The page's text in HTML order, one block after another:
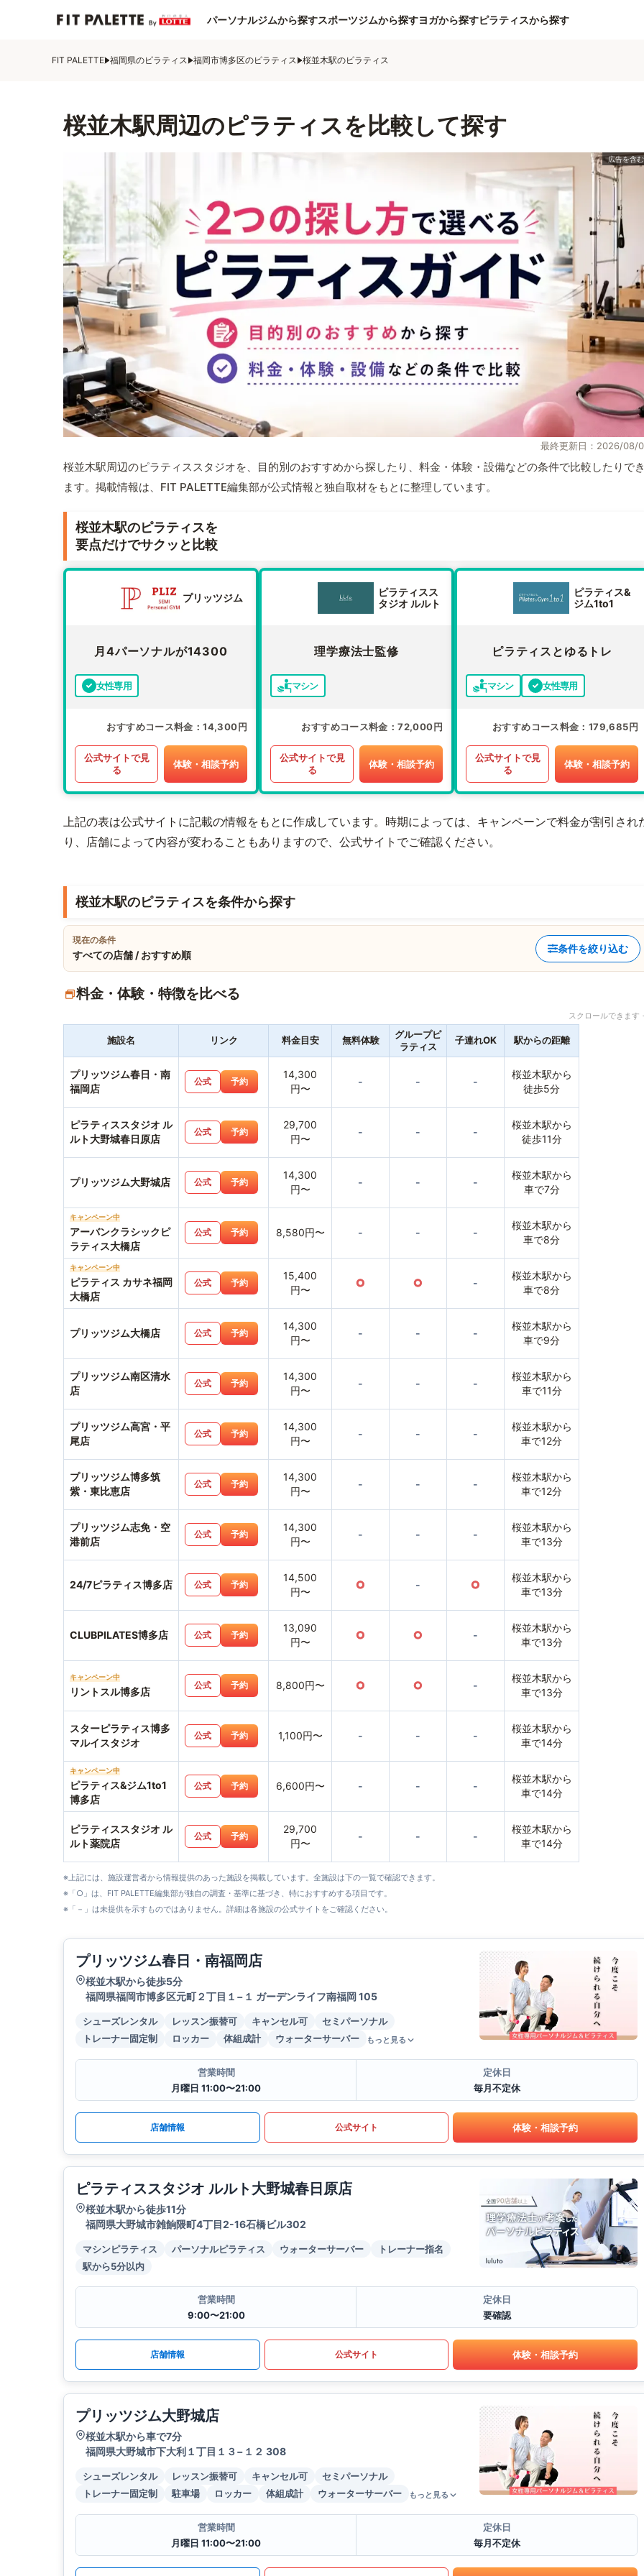
パーソナルジムから探すスポーツジムから探すヨガから探すピラティスから探す
FIT PALETTE 福岡県のピラティス 福岡市博多区のピラティス 桜並木駅のピラティス
桜並木駅周辺のピラティスを比較して探す
最終更新日：2026/08/
桜並木駅周辺のピラティススタジオを、目的別のおすすめから探したり、料金・体験・設備などの条件で比較したりで
ます。掲載情報は、FIT PALETTE編集部が公式情報と独自取材をもとに整理しています。
桜並木駅のピラティスを
要点だけでサクッと比較
プリッツジム
月4パーソナルが14300
女性専用
おすすめコース料金 14,300円
公式サイトで見
る
体験・相談予約
ピラティスス
タジオ ルルト
理学療法士監修
マシン
おすすめコース料金 72,000円
公式サイトで見
る
体験・相談予約
ピラティス&
ジム1to1
ピラティスとゆるトレ
マシン 女性専用
おすすめコース料金 179,685円
公式サイトで見
る
体験・相談予約
上記の表は公式サイトに記載の情報をもとに作成しています。時期によっては、キャンペーンで料金が割引され
り、店舗によって内容が変わることもありますので、公式サイトでご確認ください。
桜並木駅のピラティスを条件から探す
現在の条件
すべての店舗 / おすすめ順
条件を絞り込む
料金・体験・特徴を比べる
スクロールできま
施設名 リンク 料金目安 無料体験
グループピ
ラティス
子連れOK 駅からの距離
プリッツジム春日・南
福岡店
公式 予約
14,300
円〜
- - -
桜並木駅から
徒歩5分
ピラティススタジオ ル
ルト大野城春日原店
公式 予約
29,700
円〜
- - -
桜並木駅から
徒歩11分
プリッツジム大野城店 公式 予約
14,300
円〜
- - -
桜並木駅から
車で7分
キャンペーン中
アーバンクラシックピ
ラティス大橋店
公式 予約 8,580円〜 - - -
桜並木駅から
車で8分
キャンペーン中
ピラティス カサネ福岡
大橋店
公式 予約
15,400
円〜
○ ○ -
桜並木駅から
車で8分
プリッツジム大橋店 公式 予約
14,300
円〜
- - -
桜並木駅から
車で9分
プリッツジム南区清水
店
公式 予約
14,300
円〜
- - -
桜並木駅から
車で11分
プリッツジム高宮・平
尾店
公式 予約
14,300
円〜
- - -
桜並木駅から
車で12分
プリッツジム博多筑
紫・東比恵店
公式 予約
14,300
円〜
- - -
桜並木駅から
車で12分
プリッツジム志免・空
港前店
公式 予約
14,300
円〜
- - -
桜並木駅から
車で13分
24/7ピラティス博多店 公式 予約
14,500
円〜
○ - ○
桜並木駅から
車で13分
CLUBPILATES博多店 公式 予約
13,090
円〜
○ ○ -
桜並木駅から
車で13分
キャンペーン中
リントスル博多店
公式 予約 8,800円〜 ○ ○ -
桜並木駅から
車で13分
スターピラティス博多
マルイスタジオ
公式 予約 1,100円〜 - - -
桜並木駅から
車で14分
キャンペーン中
ピラティス&ジム1to1
博多店
公式 予約 6,600円〜 - - -
桜並木駅から
車で14分
ピラティススタジオ ル
ルト薬院店
公式 予約
29,700
円〜
- - -
桜並木駅から
車で14分
※上記には、施設運営者から情報提供のあった施設を掲載しています。全施設は下の一覧で確認できます。
※「○」は、FIT PALETTE編集部が独自の調査・基準に基づき、特におすすめする項目です。
※「－」は未提供を示すものではありません。詳細は各施設の公式サイトをご確認ください。
プリッツジム春日・南福岡店
桜並木駅から徒歩5分
福岡県福岡市博多区元町２丁目１−１ ガーデンライフ南福岡 105
シューズレンタル レッスン振替可 キャンセル可
セミパーソナル
トレーナー固定制
ロッカー 体組成計 ウォーターサーバー もっと見る
営業時間
月曜日 11:00〜21:00
定休日
毎月不定休
店舗情報 公式サイト 体験・相談予約
ピラティススタジオ ルルト大野城春日原店
桜並木駅から徒歩11分
福岡県大野城市雑餉隈町4丁目2-16石橋ビル302
マシンピラティス パーソナルピラティス ウォーターサーバー
トレーナー指名
駅から5分以内
営業時間
9:00〜21:00
定休日
要確認
店舗情報 公式サイト 体験・相談予約
プリッツジム大野城店
桜並木駅から車で7分
福岡県大野城市下大利１丁目１３−１２ 308
シューズレンタル レッスン振替可 キャンセル可
セミパーソナル
トレーナー固定制
駐車場 ロッカー 体組成計 ウォーターサーバー もっと見る
営業時間
月曜日 11:00〜21:00
定休日
毎月不定休